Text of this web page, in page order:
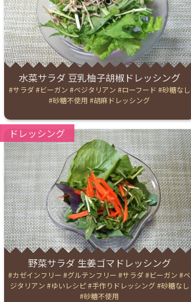
水菜サラダ 豆乳柚子胡椒ドレッシング
Tags:
サラダ ビーガン ベジタリアン ローフード
砂糖なし
砂糖不使用
胡麻ドレッシング
Categories:
ドレッシング
野菜サラダ 生姜ゴマドレッシング
Tags:
カゼインフリー グルテンフリー サラダ ビーガン
ベ
ジタリアン
ゆいレシピ 手作りドレッシング 砂糖なし
砂糖不使用